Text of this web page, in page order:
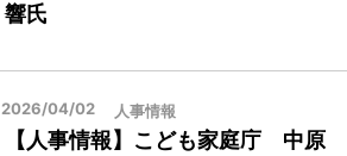
響氏
2026/04/02 人事情報
【人事情報】こども家庭庁 中原